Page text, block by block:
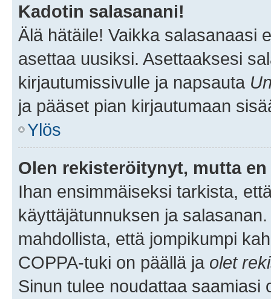
Kadotin salasanani!
Älä hätäile! Vaikka salasanaasi
asettaa uusiksi. Asettaaksesi
kirjautumissivulle ja napsauta
ja pääset pian kirjautumaan
Ylös
Olen rekisteröitynyt, mutta
Ihan ensimmäiseksi tarkista,
käyttäjätunnuksen ja
mahdollista, että jompikumpi
COPPA-tuki on päällä ja olet
Sinun tulee noudattaa saamiasi